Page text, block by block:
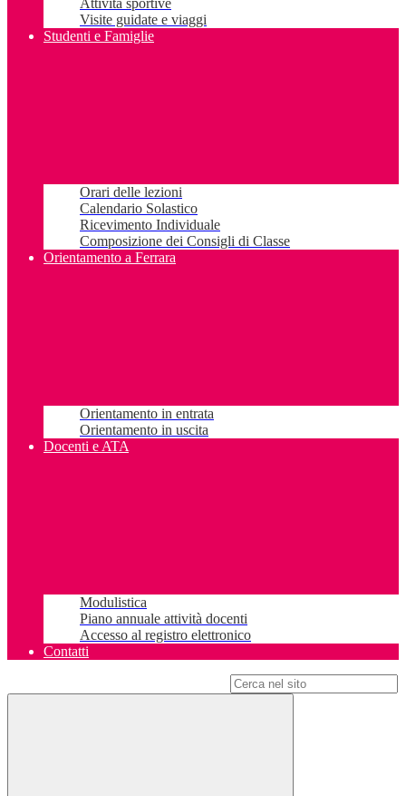
Attività sportive
Visite guidate e viaggi
Studenti e Famiglie
Orari delle lezioni
Calendario Solastico
Ricevimento Individuale
Composizione dei Consigli di Classe
Orientamento a Ferrara
Orientamento in entrata
Orientamento in uscita
Docenti e ATA
Modulistica
Piano annuale attività docenti
Accesso al registro elettronico
Contatti